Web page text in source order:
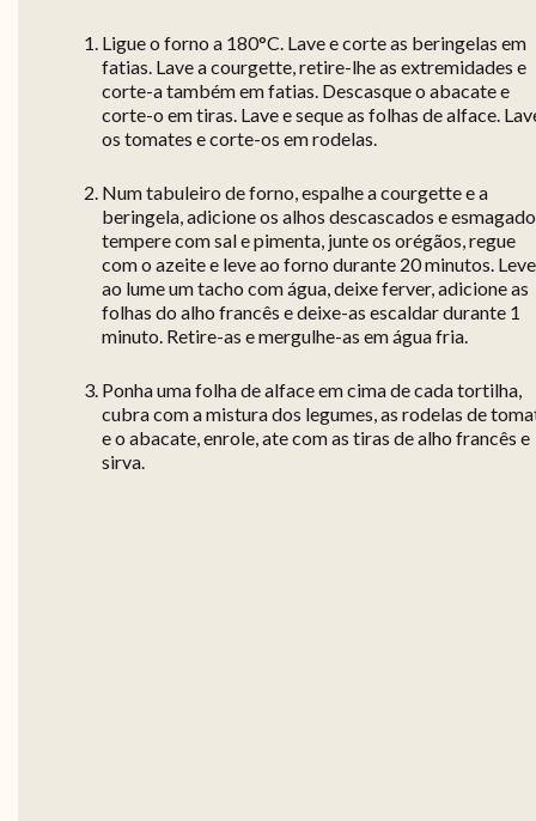
Ligue o forno a 180°C. Lave e corte as beringelas em
fatias. Lave a courgette, retire-lhe as extremidades e
corte-a também em fatias. Descasque o abacate e
corte-o em tiras. Lave e seque as folhas de alface.
os tomates e corte-os em rodelas.
Num tabuleiro de forno, espalhe a courgette e a
beringela, adicione os alhos descascados e
tempere com sal e pimenta, junte os orégãos, regue
com o azeite e leve ao forno durante 20 minutos. Leve
ao lume um tacho com água, deixe ferver, adicione as
folhas do alho francês e deixe-as escaldar durante 1
minuto. Retire-as e mergulhe-as em água fria.
Ponha uma folha de alface em cima de cada tortilha,
cubra com a mistura dos legumes, as rodelas de
e o abacate, enrole, ate com as tiras de alho francês e
sirva.